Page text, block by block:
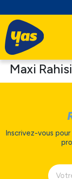
Maxi Rahisi
Inscrivez-vous